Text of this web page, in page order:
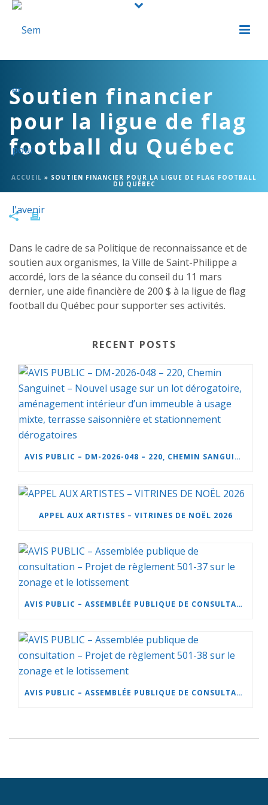
Soutien financier
pour la ligue de flag
football du Québec
ACCUEIL » SOUTIEN FINANCIER POUR LA LIGUE DE FLAG FOOTBALL
DU QUÉBEC
Dans le cadre de sa Politique de reconnaissance et de
soutien aux organismes, la Ville de Saint-Philippe a
accordé, lors de la séance du conseil du 11 mars
dernier, une aide financière de 200 $ à la ligue de flag
football du Québec pour supporter ses activités.
RECENT POSTS
AVIS PUBLIC – DM-2026-048 – 220, CHEMIN SANGUINET – NOUVEL USAGE SUR UN LOT DÉROGATOIRE, AMÉNAGEMENT INTÉRIEUR D’UN IMMEUBLE À USAGE MIXTE, TERRASSE SAISONNIÈRE ET STATIONNEMENT DÉROGATOIRES
APPEL AUX ARTISTES – VITRINES DE NOËL 2026
AVIS PUBLIC – ASSEMBLÉE PUBLIQUE DE CONSULTATION – PROJET DE RÈGLEMENT 501-37 SUR LE ZONAGE ET LE LOTISSEMENT
AVIS PUBLIC – ASSEMBLÉE PUBLIQUE DE CONSULTATION – PROJET DE RÈGLEMENT 501-38 SUR LE ZONAGE ET LE LOTISSEMENT